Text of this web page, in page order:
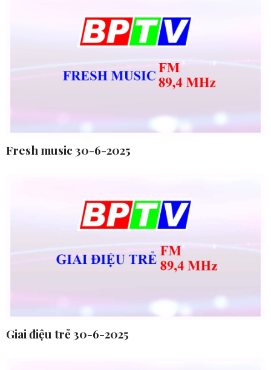
Fresh music 30-6-2025
Giai điệu trẻ 30-6-2025